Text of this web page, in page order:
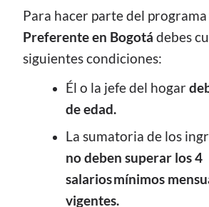
Para hacer parte del programa
Preferente en Bogotá debes
siguientes condiciones:
Él o la jefe del hogar
de edad.
La sumatoria de los
no deben superar los 4
salarios mínimos
vigentes.